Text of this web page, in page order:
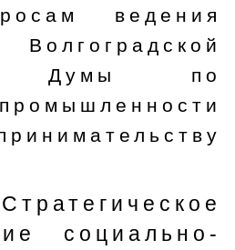
ведения
Думы по
социально-